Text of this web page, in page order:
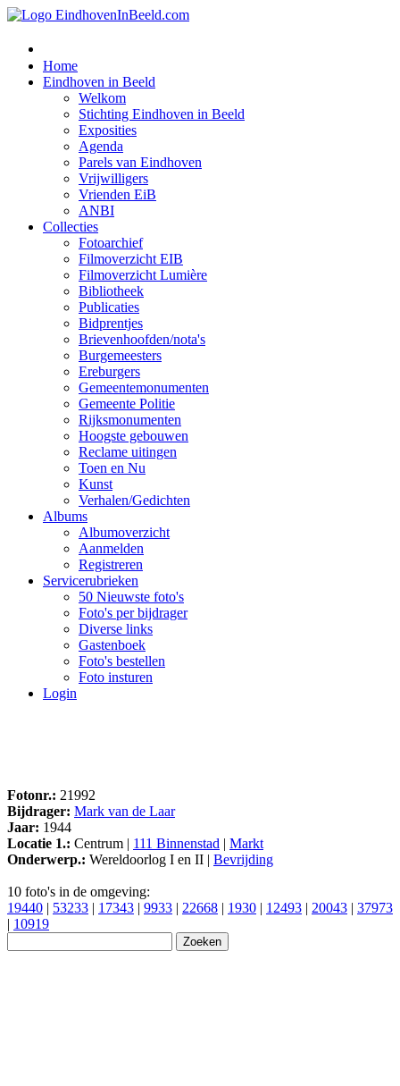
Home
Eindhoven in Beeld
Welkom
Stichting Eindhoven in Beeld
Exposities
Agenda
Parels van Eindhoven
Vrijwilligers
Vrienden EiB
ANBI
Collecties
Fotoarchief
Filmoverzicht EIB
Filmoverzicht Lumière
Bibliotheek
Publicaties
Bidprentjes
Brievenhoofden/nota's
Burgemeesters
Ereburgers
Gemeentemonumenten
Gemeente Politie
Rijksmonumenten
Hoogste gebouwen
Reclame uitingen
Toen en Nu
Kunst
Verhalen/Gedichten
Albums
Albumoverzicht
Aanmelden
Registreren
Servicerubrieken
50 Nieuwste foto's
Foto's per bijdrager
Diverse links
Gastenboek
Foto's bestellen
Foto insturen
Login
Fotonr.: 21992
Bijdrager: Mark van de Laar
Jaar: 1944
Locatie 1.: Centrum | 111 Binnenstad | Markt
Onderwerp.: Wereldoorlog I en II | Bevrijding
10 foto's in de omgeving:
19440 | 53233 | 17343 | 9933 | 22668 | 1930 | 12493 | 20043 | 37973
| 10919